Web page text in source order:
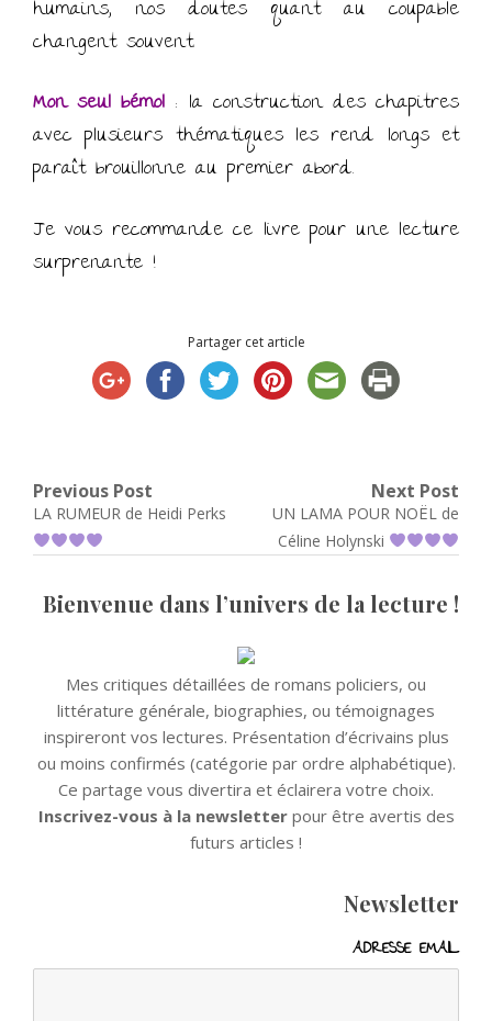
humains, nos doutes quant au coupable
changent souvent.
Mon seul bémol : la construction des chapitres
avec plusieurs thématiques les rend longs et
paraît brouillonne au premier abord.
Je vous recommande ce livre pour une lecture
surprenante !
Partager cet article
Navigation
de
Previous Post
Previous
post:
LA RUMEUR de Heidi Perks
Next Post
Next
post:
UN LAMA POUR NOËL de
Céline Holynski
Bienvenue dans l’univers de la lecture !
Mes critiques détaillées de romans policiers, ou
littérature générale, biographies, ou témoignages
inspireront vos lectures. Présentation d’écrivains plus
ou moins confirmés (catégorie par ordre alphabétique).
Ce partage vous divertira et éclairera votre choix.
Inscrivez-vous à la newsletterpour être avertis des
futurs articles !
Newsletter
ADRESSE EMAIL